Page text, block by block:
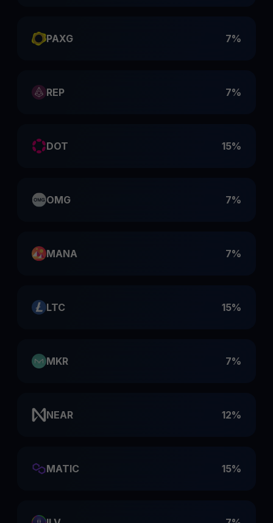
PAXG 7%
REP 7%
DOT 15%
OMG 7%
MANA 7%
LTC 15%
MKR 7%
NEAR 12%
MATIC 15%